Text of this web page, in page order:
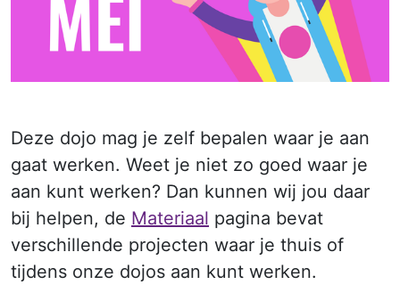
Deze dojo mag je zelf bepalen waar je aan
gaat werken. Weet je niet zo goed waar je
aan kunt werken? Dan kunnen wij jou daar
bij helpen, de Materiaal pagina bevat
verschillende projecten waar je thuis of
tijdens onze dojos aan kunt werken.